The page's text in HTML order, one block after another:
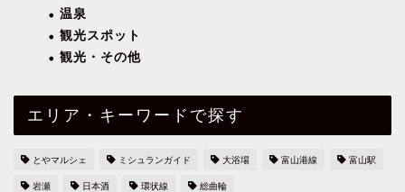
温泉
観光スポット
観光・その他
エリア・キーワードで探す
とやマルシェ ミシュランガイド 大浴場 富山港線 富山駅
岩瀬 日本酒 環状線 総曲輪